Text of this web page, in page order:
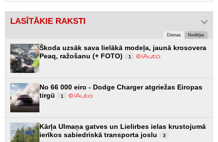
LASĪTĀKIE RAKSTI
Dienas Nedēļas
Škoda uzsāk sava lielākā modeļa, jaunā krosovera
Peaq, ražošanu (+ FOTO)
1
No 66 000 eiro - Dodge Charger atgriežas Eiropas
tirgū
1
Kārļa Ulmaņa gatves un Lielirbes ielas krustojumā
ierīkos sabiedriskā transporta joslu
3